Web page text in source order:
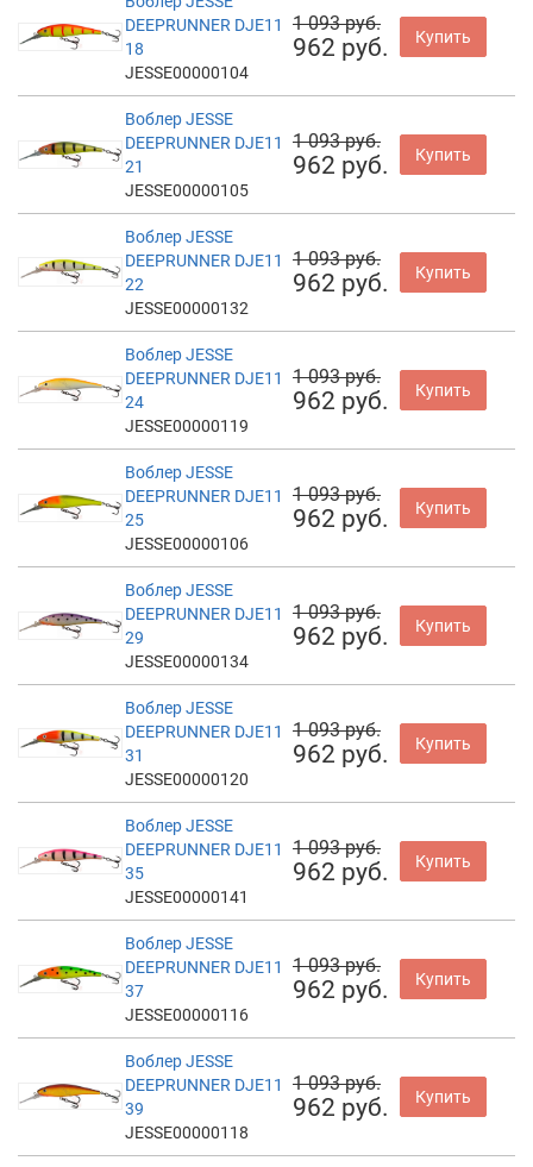
DEEPRUNNER DJE11
18
JESSE00000104
1 093 руб.
962 руб. Купить
Воблер JESSE
DEEPRUNNER DJE11
21
JESSE00000105
1 093 руб.
962 руб. Купить
Воблер JESSE
DEEPRUNNER DJE11
22
JESSE00000132
1 093 руб.
962 руб. Купить
Воблер JESSE
DEEPRUNNER DJE11
24
JESSE00000119
1 093 руб.
962 руб. Купить
Воблер JESSE
DEEPRUNNER DJE11
25
JESSE00000106
1 093 руб.
962 руб. Купить
Воблер JESSE
DEEPRUNNER DJE11
29
JESSE00000134
1 093 руб.
962 руб. Купить
Воблер JESSE
DEEPRUNNER DJE11
31
JESSE00000120
1 093 руб.
962 руб. Купить
Воблер JESSE
DEEPRUNNER DJE11
35
JESSE00000141
1 093 руб.
962 руб. Купить
Воблер JESSE
DEEPRUNNER DJE11
37
JESSE00000116
1 093 руб.
962 руб. Купить
Воблер JESSE
DEEPRUNNER DJE11
39
JESSE00000118
1 093 руб.
962 руб. Купить